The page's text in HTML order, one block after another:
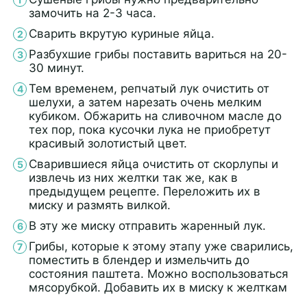
замочить на 2-3 часа.
Сварить вкрутую куриные яйца.
Разбухшие грибы поставить вариться на 20-
30 минут.
Тем временем, репчатый лук очистить от
шелухи, а затем нарезать очень мелким
кубиком. Обжарить на сливочном масле до
тех пор, пока кусочки лука не приобретут
красивый золотистый цвет.
Сварившиеся яйца очистить от скорлупы и
извлечь из них желтки так же, как в
предыдущем рецепте. Переложить их в
миску и размять вилкой.
В эту же миску отправить жаренный лук.
Грибы, которые к этому этапу уже сварились,
поместить в блендер и измельчить до
состояния паштета. Можно воспользоваться
мясорубкой. Добавить их в миску к желткам